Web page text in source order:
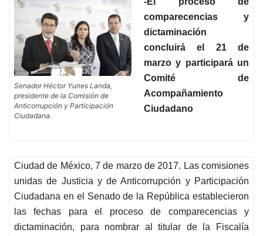
Senador Héctor Yunes Landa,
presidente de la Comisión de
Anticorrupción y Participación
Ciudadana.
comparecencias y
dictaminación
concluirá el 21 de
marzo y participará un
Comité de
Acompañamiento
Ciudadano
Ciudad de México, 7 de marzo de 2017. Las comisiones
unidas de Justicia y de Anticorrupción y Participación
Ciudadana en el Senado de la República establecieron
las fechas para el proceso de comparecencias y
dictaminación, para nombrar al titular de la Fiscalía